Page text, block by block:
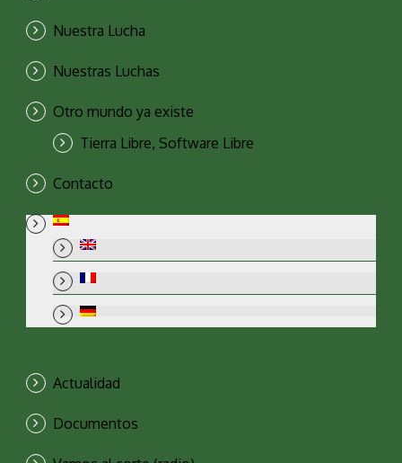
Nuestra Lucha
Nuestras Luchas
Otro mundo ya existe
Tierra Libre, Software Libre
Contacto
Actualidad
Documentos